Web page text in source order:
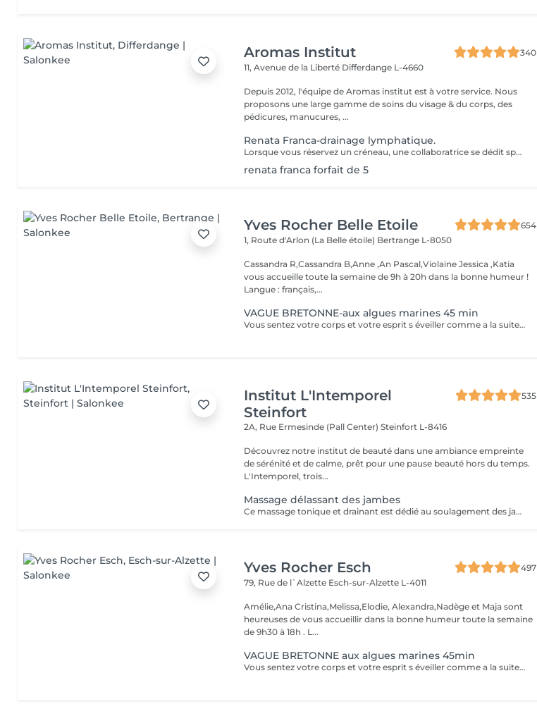
Aromas Institut
340
11, Avenue de la Liberté Differdange L-4660
Depuis 2012, l'équipe de Aromas institut est à votre service. Nous
proposons une large gamme de soins du visage & du corps, des
pédicures, manucures, ...
Renata Franca-drainage lymphatique.
Lorsque vous réservez un créneau, une collaboratrice se dédit spécialement à vous durant cette heure, c'est pourquoi nous vous prions de nous avertir minimum 24h à l'avance en cas de désistement, sans quoi nous vous demanderons de régler la séance.Nous vous remercions de votre compréhension. Cette méthode venue du Brésil est principalement connue pour son massage lymphatique manuel drainant mais ce compose en réalité de 3 techniques différentes ! En effet la méthode Renata Franca, est une méthode revisité du drainage lymphatique traditionnel. La méthode devient une version plus tonique et plus ciblée du drainage lymphatique connu et pratiqué jusqu'à ce jour. Grâce à ces gestes toniques et fermes, ces pompages réguliers et un rythme plus rapide, il semblerait que la méthode Renata Franca permette d'obtenir des résultats plus rapides et visuellement impressionnants.
renata franca forfait de 5
Yves Rocher Belle Etoile
654
1, Route d'Arlon (La Belle étoile) Bertrange L-8050
Cassandra R,Cassandra B,Anne ,An Pascal,Violaine Jessica ,Katia
vous accueille toute la semaine de 9h à 20h dans la bonne humeur !
Langue : français,...
VAGUE BRETONNE-aux algues marines 45 min
Vous sentez votre corps et votre esprit s éveiller comme a la suite d un bain dans l OCEAN. Vous vous tonicité et leur confort. sentez légère et revitalisée. Vos jambes retrouvent leur tonicité et leur confort
Institut L'Intemporel
Steinfort
535
2A, Rue Ermesinde (Pall Center)Steinfort L-8416
Découvrez notre institut de beauté dans une ambiance empreinte
de sérénité et de calme, prêt pour une pause beauté hors du temps.
L'Intemporel, trois...
Massage délassant des jambes
Ce massage tonique et drainant est dédié au soulagement des jambes fatiguées. Vous retrouvez des jambes fraîches et légères pour une sensation de détente totale.
Yves Rocher Esch
497
79, Rue de l`Alzette Esch-sur-Alzette L-4011
Amélie,Ana Cristina,Melissa,Elodie, Alexandra,Nadège et Maja sont
heureuses de vous accueillir dans la bonne humeur toute la semaine
de 9h30 à 18h . L...
VAGUE BRETONNE aux algues marines 45min
Vous sentez votre corps et votre esprit s éveiller comme a la suite d un bain dans l OCEAN. Vous vous tonicité et leur confort. sentez légère et revitalisée. Vos jambes retrouvent leur tonicité et leur confort